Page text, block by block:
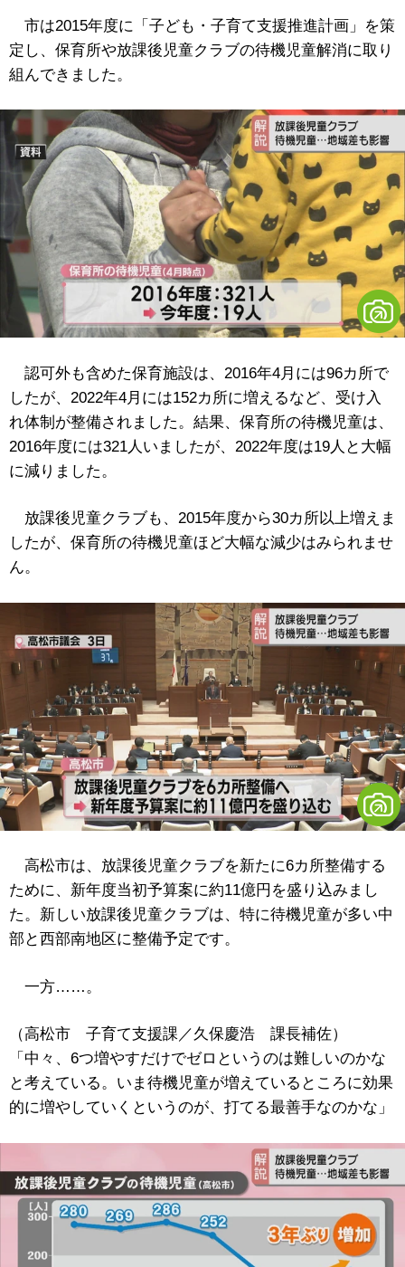
市は2015年度に「子ども・子育て支援推進計画」を策
定し、保育所や放課後児童クラブの待機児童解消に取り
組んできました。
認可外も含めた保育施設は、2016年4月には96カ所で
したが、2022年4月には152カ所に増えるなど、受け入
れ体制が整備されました。結果、保育所の待機児童は、
2016年度には321人いましたが、2022年度は19人と大幅
に減りました。
放課後児童クラブも、2015年度から30カ所以上増えま
したが、保育所の待機児童ほど大幅な減少はみられませ
ん。
高松市は、放課後児童クラブを新たに6カ所整備する
ために、新年度当初予算案に約11億円を盛り込みまし
た。新しい放課後児童クラブは、特に待機児童が多い中
部と西部南地区に整備予定です。
一方……。
（高松市 子育て支援課／久保慶浩 課長補佐）
「中々、6つ増やすだけでゼロというのは難しいのかな
と考えている。いま待機児童が増えているところに効果
的に増やしていくというのが、打てる最善手なのかな」